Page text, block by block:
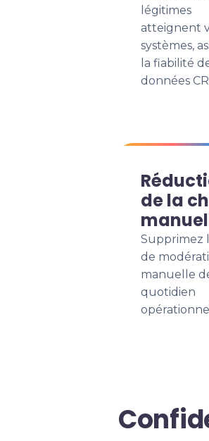
légitimes
atteignent
systèmes,
la fiabilité
données
de la
Supprimez
de
manuelle
quotidien